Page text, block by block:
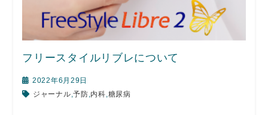
フリースタイルリブレについて
2022年6月29日
ジャーナル,予防,内科,糖尿病